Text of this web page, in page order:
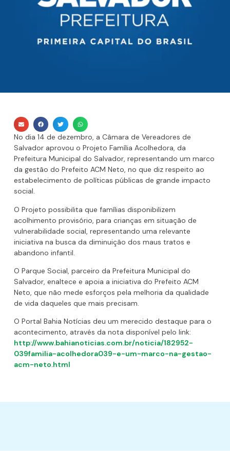
No dia 14 de dezembro, a Câmara de Vereadores de
Salvador aprovou o Projeto Família Acolhedora, da
Prefeitura Municipal do Salvador, representando um marco
da gestão do Prefeito ACM Neto, no que diz respeito ao
estabelecimento de políticas públicas de grande impacto
social.
O Projeto possibilita que famílias disponibilizem
acolhimento provisório, para crianças em situação de
vulnerabilidade social, representando uma relevante
iniciativa na busca da diminuição dos maus tratos e
abandono infantil.
O Parque Social, parceiro da Prefeitura Municipal do
Salvador, enaltece e apoia a iniciativa do Prefeito ACM
Neto, que não mede esforços pela melhoria da qualidade
de vida daqueles que mais precisam.
O Portal Bahia Notícias deu um merecido destaque para o
acontecimento, através da nota disponível pelo link:
http://www.bahianoticias.com.br/noticia/182952-
039familia-acolhedora039-e-um-marco-na-gestao-
acm-neto.html